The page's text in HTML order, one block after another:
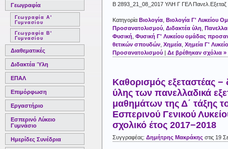
Γεωγραφία
Γεωγραφία Α'
Γυμνασίου
Γεωγραφία Β'
Γυμνασίου
Διαθεματικές
Διδακτέα Ύλη
ΕΠΑΛ
Επιμόρφωση
Εργαστήριο
Εσπερινό Λύκειο
Γυμνάσιο
Ημερίδες Συνέδρια
Β 2893_21_08_2017 ΥΛΗ Γ ΓΕΛ Πανελ.Εξεταζ
Κατηγορία Βιολογία Βιολογία Γ' Λυκείου
Προσανατολισμού Διδακτέα ύλη
Φυσική Φυσική Γ' Λυκείου ομάδας
θετικών σπουδών Χημεία Χημεία Γ'
Προσανατολισμού | Δε βρέθηκαν σχόλια »
Καθορισμός εξεταστέας −
ύλης των πανελλαδικά
μαθημάτων της Δ΄ τάξης
Εσπερινού Γενικού
σχολικό έτος 2017−2018
Συγγραφέας: Δημήτρης Μακράκης στις 19